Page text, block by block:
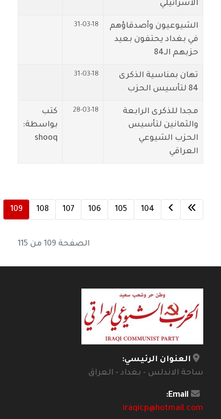
الاسرائيلي
الشيوعيون وأصدقاؤهم
في بغداد يحتفون بعيد
حزبهم الـ84
31-03-18
تهان بمناسية الذكرى
84 لتأسيس الحزب
31-03-18
مجدا للذكرى الرابعة
والثمانين لتأسيس
الحزب الشيوعي
العراقي
28-03-18
كتب
بواسطة:
shooq
104
105
106
107
108
109
الصفحة 109 من 115
العنوان الرئيسي:
ساحة الاندلس - بغداد - العراق
Email:
iraqicp@hotmail.com